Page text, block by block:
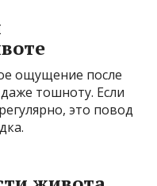
ощущение после
тошноту. Если
это повод